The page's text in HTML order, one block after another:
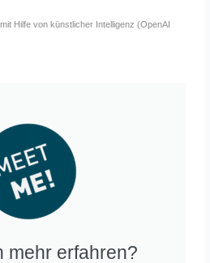
Hilfe von künstlicher Intelligenz (OpenAI
mehr erfahren?